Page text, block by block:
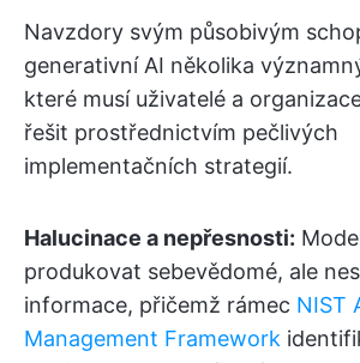
Navzdory svým působivým
generativní AI několika
které musí uživatelé a
řešit prostřednictvím pečlivých
implementačních strategií.
Halucinace a nepřesnosti:
produkovat sebevědomé, ale
informace, přičemž rámec NIST
Management Framework